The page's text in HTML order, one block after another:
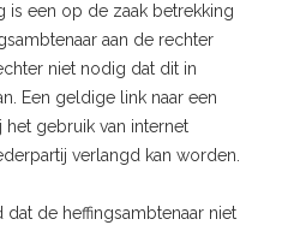
is een op de zaak betrekking
aan de rechter
niet nodig dat dit in
Een geldige link naar een
gebruik van internet
verlangd kan worden.
de heffingsambtenaar niet